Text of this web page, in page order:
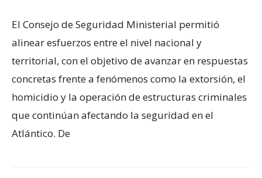
El Consejo de Seguridad Ministerial permitió
alinear esfuerzos entre el nivel nacional y
territorial, con el objetivo de avanzar en respuestas
concretas frente a fenómenos como la extorsión, el
homicidio y la operación de estructuras criminales
que continúan afectando la seguridad en el
Atlántico. De